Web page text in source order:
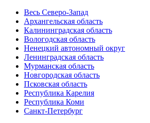
Весь Северо-Запад
Архангельская область
Калининградская область
Вологодская область
Ненецкий автономный округ
Ленинградская область
Мурманская область
Новгородская область
Псковская область
Республика Карелия
Республика Коми
Санкт-Петербург